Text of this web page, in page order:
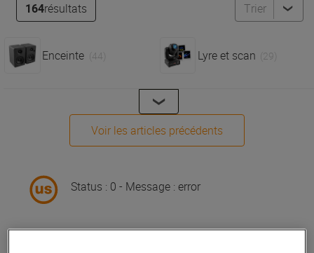
164résultats Trier
Enceinte (44) Lyre et scan (29)
Voir les articles précédents
Status : 0 - Message : error